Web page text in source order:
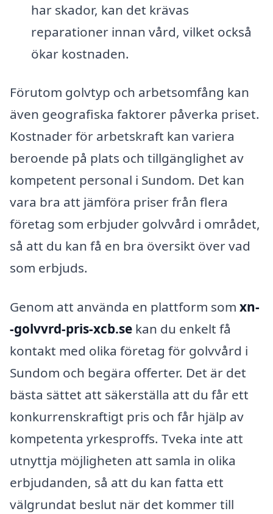
har skador, kan det krävas
reparationer innan vård, vilket också
ökar kostnaden.
Förutom golvtyp och arbetsomfång kan
även geografiska faktorer påverka priset.
Kostnader för arbetskraft kan variera
beroende på plats och tillgänglighet av
kompetent personal i Sundom. Det kan
vara bra att jämföra priser från flera
företag som erbjuder golvvård i området,
så att du kan få en bra översikt över vad
som erbjuds.
Genom att använda en plattform som xn-
-golvvrd-pris-xcb.se kan du enkelt få
kontakt med olika företag för golvvård i
Sundom och begära offerter. Det är det
bästa sättet att säkerställa att du får ett
konkurrenskraftigt pris och får hjälp av
kompetenta yrkesproffs. Tveka inte att
utnyttja möjligheten att samla in olika
erbjudanden, så att du kan fatta ett
välgrundat beslut när det kommer till